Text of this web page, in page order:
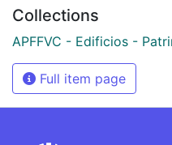
Collections
APFFVC - Edificios -
Full item page